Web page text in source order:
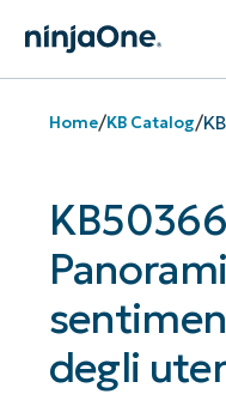
Home/KB Catalog/
degli